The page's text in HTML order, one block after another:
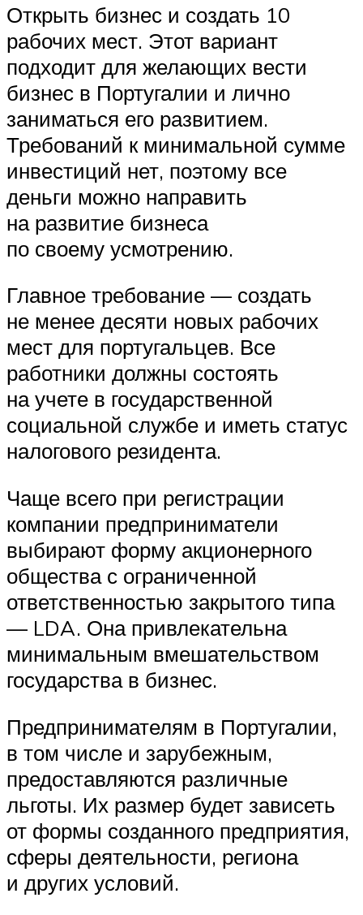
Открыть бизнес и создать 10
рабочих мест. Этот вариант
подходит для желающих вести
бизнес в Португалии и лично
заниматься его развитием.
Требований к минимальной сумме
инвестиций нет, поэтому все
деньги можно направить
на развитие бизнеса
по своему усмотрению.
Главное требование — создать
не менее десяти новых рабочих
мест для португальцев. Все
работники должны состоять
на учете в государственной
социальной службе и иметь статус
налогового резидента.
Чаще всего при регистрации
компании предприниматели
выбирают форму акционерного
общества с ограниченной
ответственностью закрытого типа
— LDA. Она привлекательна
минимальным вмешательством
государства в бизнес.
Предпринимателям в Португалии,
в том числе и зарубежным,
предоставляются различные
льготы. Их размер будет зависеть
от формы созданного предприятия,
сферы деятельности, региона
и других условий.